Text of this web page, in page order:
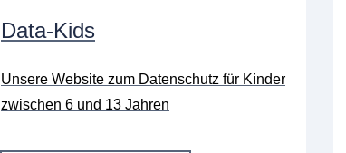
Data-Kids
Unsere Website zum Datenschutz für Kinder
zwischen 6 und 13 Jahren